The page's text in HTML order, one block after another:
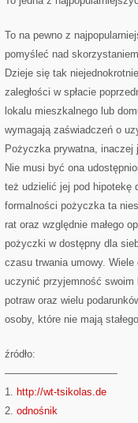
To na pewno z
pomyśleć nad
Dzieje się tak
zaległości w spłacie
lokalu mieszkalnego lub
wymagają zaświadczeń o
Pożyczka prywatna, inaczej
Nie musi być ona
też udzielić jej pod hipotekę
formalności pożyczka ta
rat oraz względnie małego
pożyczki w dostępny dla
czasu trwania umowy. Wiele
uczynić przyjemność
potraw oraz wielu
osoby, które nie mają
źródło:
———————————
1. http://wt-tsikolas.de
2. odnośnik